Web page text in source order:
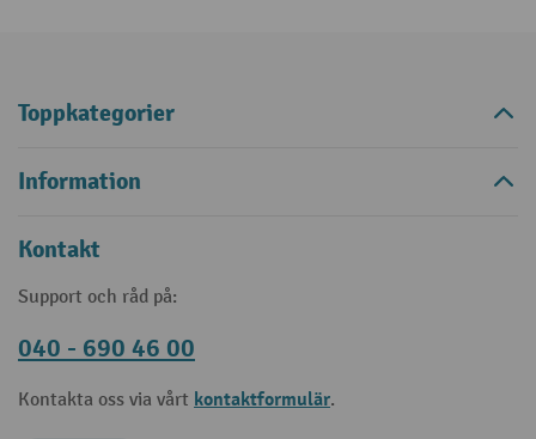
Toppkategorier
Information
Kontakt
Support och råd på:
040 - 690 46 00
Kontakta oss via vårt kontaktformulär.